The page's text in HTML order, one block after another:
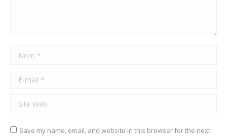
Nom *
E-mail *
Site Web
Save my name, email, and website in this browser for the next